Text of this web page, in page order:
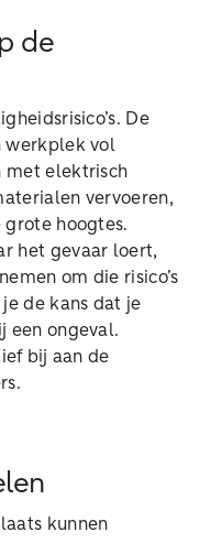
de
De
werkplek vol
met elektrisch
vervoeren,
hoogtes.
het gevaar loert,
om die risico’s
de kans dat je
een ongeval.
bij aan de
kunnen